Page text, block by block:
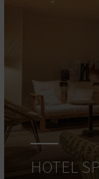
HOTEL